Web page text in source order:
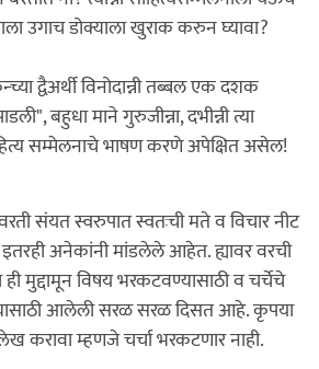
उगाच डोक्याला खुराक करुन घ्यावा?
द्वैअर्थी विनोदान्नी तब्बल एक दशक
बहुधा माने गुरुजीन्ना, दभीन्नी त्या
सम्मेलनाचे भाषण करणे अपेक्षित असेल!
संयत स्वरुपात स्वतःची मते व विचार नीट
अनेकांनी मांडलेले आहेत. ह्यावर वरची
ही मुद्दामून विषय भरकटवण्यासाठी व चर्चेचे
आलेली सरळ सरळ दिसत आहे. कृपया
करावा म्हणजे चर्चा भरकटणार नाही.